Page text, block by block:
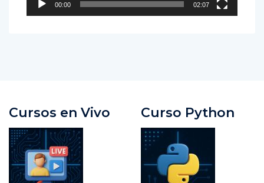
00:00 02:07
Cursos en Vivo Curso Python